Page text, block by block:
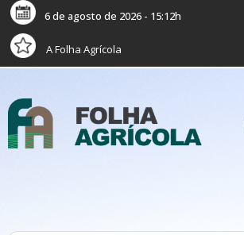
6 de agosto de 2026 - 15:12h
A Folha Agrícola